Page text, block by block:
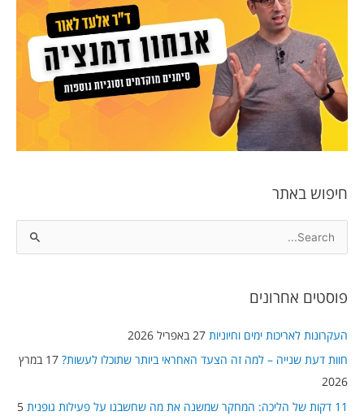
חיפוש באתר
r
r
פוסטים אחרונים
העקרונות לאריכות ימים וחיוניות 27 באפריל 2026
חוות דעת שנייה – למה זה הצעד האחראי ביותר שתוכלו לעשות?
17 במרץ
2026
11 דקות של הליכה: המחקר שמשנה את מה שחשבנו על פעילות גופנית
5